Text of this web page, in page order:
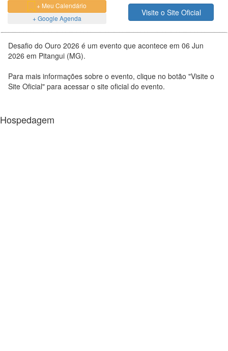
+ Meu Calendário
+ Google Agenda
Visite o Site Oficial
Desafio do Ouro 2026 é um evento que acontece em 06 Jun
2026 em Pitangui (MG).
Para mais informações sobre o evento, clique no botão "Visite o
Site Oficial" para acessar o site oficial do evento.
Hospedagem